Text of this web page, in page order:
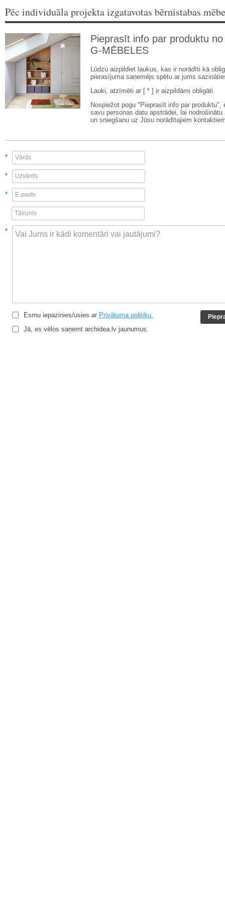
Pēc individuāla projekta izgatavotas bērnistabas
Pieprasīt info par produktu no
G-MĒBELES
Lūdzu aizpildiet laukus, kas ir norādīti kā
pierasījuma saņemējs spētu ar jums
Lauki, atzīmēti ar [ * ] ir aizpildāmi obligāti.
Nospiežot pogu "Pieprasīt info par produktu",
savu personas datu apstrādei, lai
un sniegšanu uz Jūsu norādītajiem
*
*
*
*
Esmu iepazinies/usies ar Privātuma politiku.
Jā, es vēlos saņemt archidea.lv jaunumus.